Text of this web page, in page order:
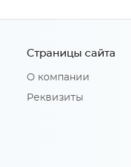
Страницы сайта
О компании
Реквизиты